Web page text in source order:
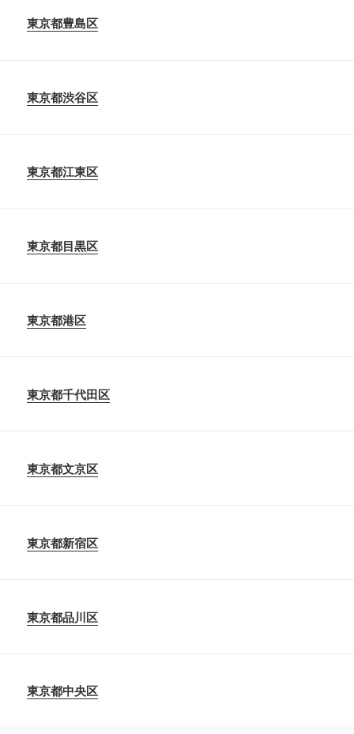
東京都豊島区
東京都渋谷区
東京都江東区
東京都目黒区
東京都港区
東京都千代田区
東京都文京区
東京都新宿区
東京都品川区
東京都中央区